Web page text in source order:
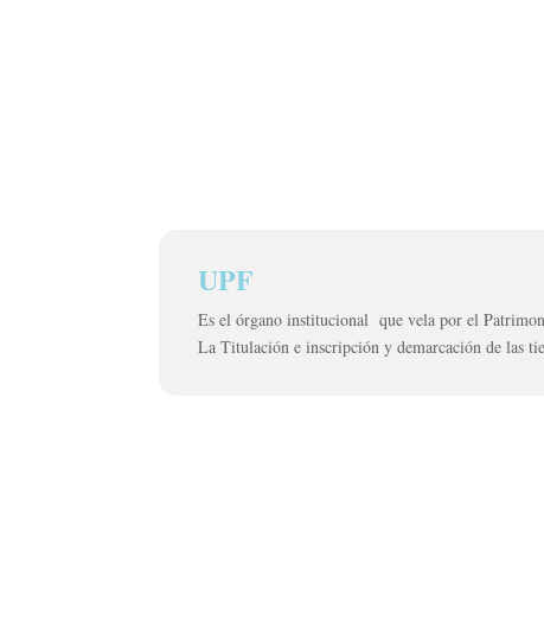
UPF
Es el órgano institucional que vela por el
La Titulación e inscripción y demarcación de las